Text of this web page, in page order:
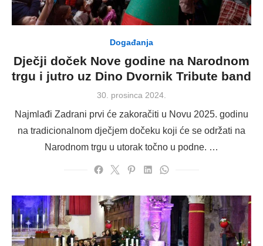
Događanja
Dječji doček Nove godine na Narodnom
trgu i jutro uz Dino Dvornik Tribute band
Posted
30. prosinca 2024.
Najmlađi Zadrani prvi će zakoračiti u Novu 2025. godinu
na tradicionalnom dječjem dočeku koji će se održati na
Narodnom trgu u utorak točno u podne. …